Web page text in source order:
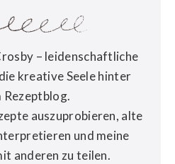
– leidenschaftliche
kreative Seele hinter
Rezeptblog.
auszuprobieren, alte
und meine
anderen zu teilen.